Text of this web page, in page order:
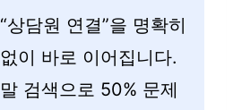
상담원 연결”을 명확히
이 바로 이어집니다.
검색으로 50% 문제